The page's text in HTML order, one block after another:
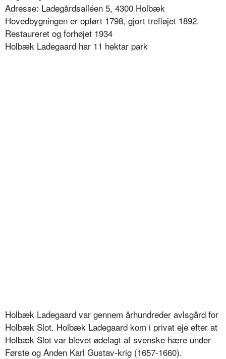
Adresse: Ladegårdsalléen 5, 4300 Holbæk
Hovedbygningen er opført 1798, gjort trefløjet 1892.
Restaureret og forhøjet 1934
Holbæk Ladegaard har 11 hektar park
Holbæk Ladegaard var gennem århundreder avlsgård for
Holbæk Slot. Holbæk Ladegaard kom i privat eje efter at
Holbæk Slot var blevet ødelagt af svenske hære under
Første og Anden Karl Gustav-krig (1657-1660).